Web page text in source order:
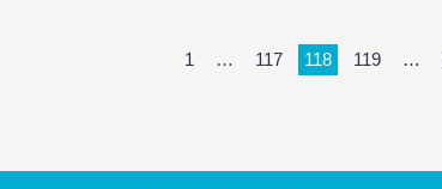
1 … 117 118 119 …